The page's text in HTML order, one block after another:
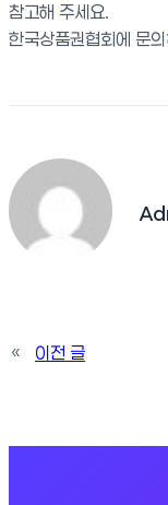
참고해 주세요.
한국상품권협회에 문
«
이전 글